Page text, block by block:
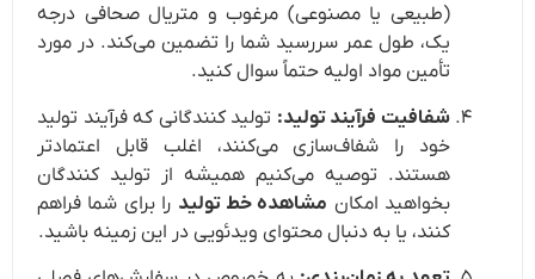
(طبیعی یا مصنوعی) مرغوب و متریال صحافی درجه
یک، طول عمر سررسید شما را تضمین می‌کند. در مورد
تأمین مواد اولیه حتماً سوال کنید.
شفافیت فرآیند تولید: تولید کنندگانی که فرآیند تولید
خود را شفاف‌سازی می‌کنند، اغلب قابل اعتمادتر
هستند. توصیه می‌کنیم همیشه از تولید کنندگان
بخواهید امکان مشاهده خط تولید را برای شما فراهم
کنند، یا به دنبال محتوای ویدئویی در این زمینه باشید.